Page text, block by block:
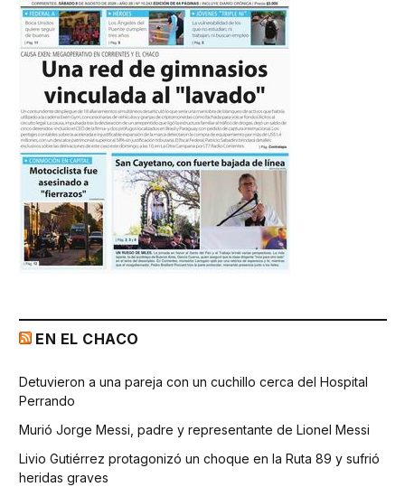
EN EL CHACO
Detuvieron a una pareja con un cuchillo cerca del Hospital
Perrando
Murió Jorge Messi, padre y representante de Lionel Messi
Livio Gutiérrez protagonizó un choque en la Ruta 89 y sufrió
heridas graves